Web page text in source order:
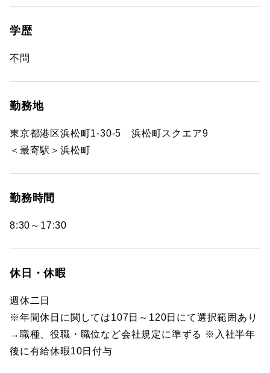
学歴
不問
勤務地
東京都港区浜松町1-30-5 浜松町スクエア9
＜最寄駅＞浜松町
勤務時間
8:30～17:30
休日・休暇
週休二日
※年間休日に関しては107日～120日にて選択範囲あり
→職種、役職・職位など会社規定に準ずる ※入社半年
後に有給休暇10日付与